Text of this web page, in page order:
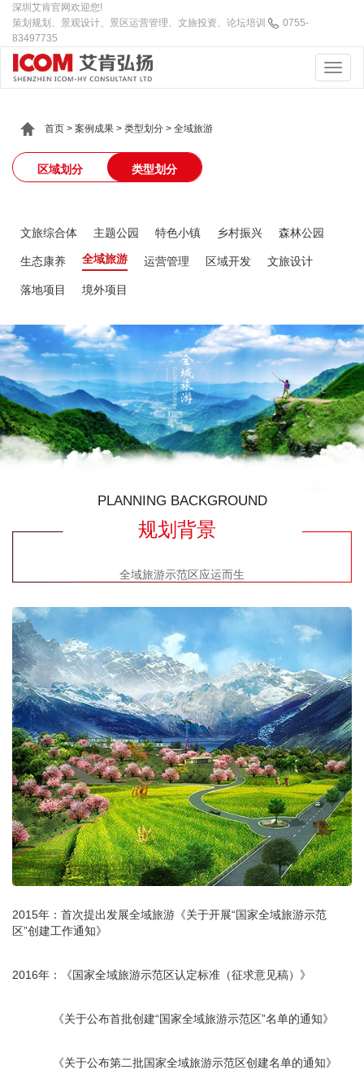
深圳艾肯官网欢迎您!
策划规划、景观设计、景区运营管理、文旅投资、论坛培训
0755-
83497735
首页 > 案例成果 > 类型划分 > 全域旅游
区域划分 类型划分
文旅综合体 主题公园 特色小镇 乡村振兴 森林公园
生态康养 全域旅游 运营管理 区域开发 文旅设计
落地项目 境外项目
PLANNING BACKGROUND
规划背景
全域旅游示范区应运而生
2015年：首次提出发展全域旅游《关于开展“国家全域旅游示范
区”创建工作通知》
2016年：《国家全域旅游示范区认定标准（征求意见稿）》
《关于公布首批创建“国家全域旅游示范区”名单的通知》
《关于公布第二批国家全域旅游示范区创建名单的通知》